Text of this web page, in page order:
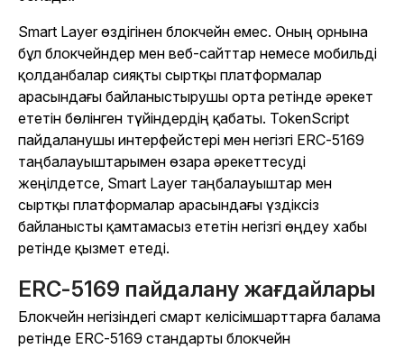
Smart Layer өздігінен блокчейн емес. Оның орнына
бұл блокчейндер мен веб-сайттар немесе мобильді
қолданбалар сияқты сыртқы платформалар
арасындағы байланыстырушы орта ретінде әрекет
ететін бөлінген түйіндердің қабаты. TokenScript
пайдаланушы интерфейстері мен негізгі ERC-5169
таңбалауыштарымен өзара әрекеттесуді
жеңілдетсе, Smart Layer таңбалауыштар мен
сыртқы платформалар арасындағы үздіксіз
байланысты қамтамасыз ететін негізгі өңдеу хабы
ретінде қызмет етеді.
ERC-5169 пайдалану жағдайлары
Блокчейн негізіндегі смарт келісімшарттарға балама
ретінде ERC-5169 стандарты блокчейн